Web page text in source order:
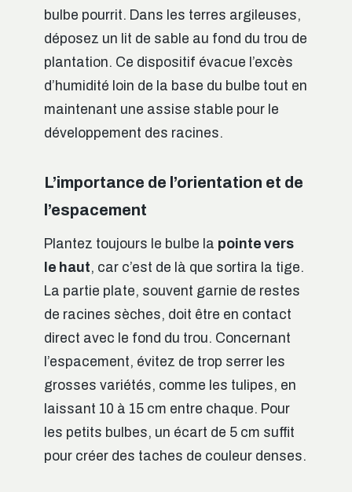
bulbe pourrit. Dans les terres argileuses,
déposez un lit de sable au fond du trou de
plantation. Ce dispositif évacue l’excès
d’humidité loin de la base du bulbe tout en
maintenant une assise stable pour le
développement des racines.
L’importance de l’orientation et de
l’espacement
Plantez toujours le bulbe la pointe vers
le haut, car c’est de là que sortira la tige.
La partie plate, souvent garnie de restes
de racines sèches, doit être en contact
direct avec le fond du trou. Concernant
l’espacement, évitez de trop serrer les
grosses variétés, comme les tulipes, en
laissant 10 à 15 cm entre chaque. Pour
les petits bulbes, un écart de 5 cm suffit
pour créer des taches de couleur denses.